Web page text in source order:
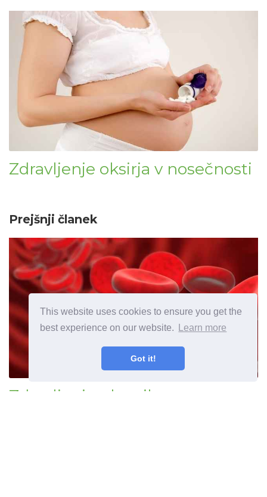
This website uses cookies to ensure you get the
best experience on our website.
Learn more
Got it!
Zdravljenje oksirja v nosečnosti
Prejšnji članek
Zdravljenje glavnih vrst